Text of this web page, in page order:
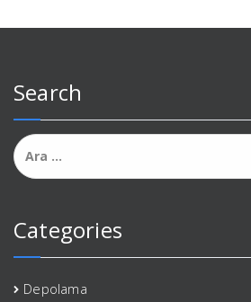
Search
Arama:
Categories
Depolama